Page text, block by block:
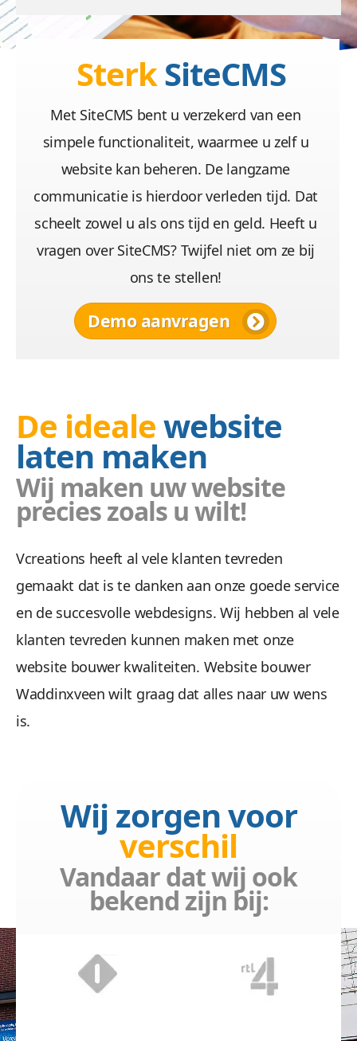
SterkSiteCMS
Met SiteCMS bent u verzekerd van een
simpele functionaliteit, waarmee u zelf u
website kan beheren. De langzame
communicatie is hierdoor verleden tijd. Dat
scheelt zowel u als ons tijd en geld. Heeft u
vragen over SiteCMS? Twijfel niet om ze bij
ons te stellen!
Demo aanvragen
De idealewebsite
laten maken
Wij maken uw website
precies zoals u wilt!
Vcreations heeft al vele klanten tevreden
gemaakt dat is te danken aan onze goede service
en de succesvolle webdesigns. Wij hebben al vele
klanten tevreden kunnen maken met onze
website bouwer kwaliteiten. Website bouwer
Waddinxveen wilt graag dat alles naar uw wens
is.
Website bouwer
Waddinxveen
Wij staan altijd voor u
beschikbaar voor advies
Wij zorgen voor
verschil
Vandaar dat wij ook
bekend zijn bij: